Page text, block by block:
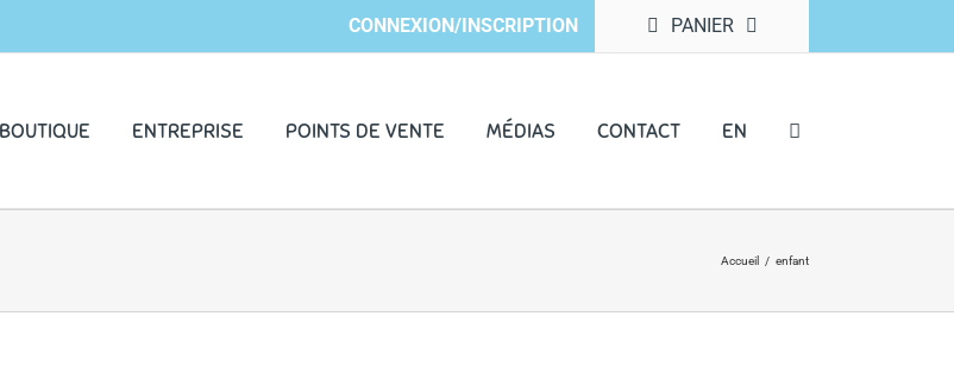
CONNEXION/INSCRIPTION PANIER
BOUTIQUE ENTREPRISE POINTS DE VENTE MÉDIAS CONTACT EN
Accueil / enfant